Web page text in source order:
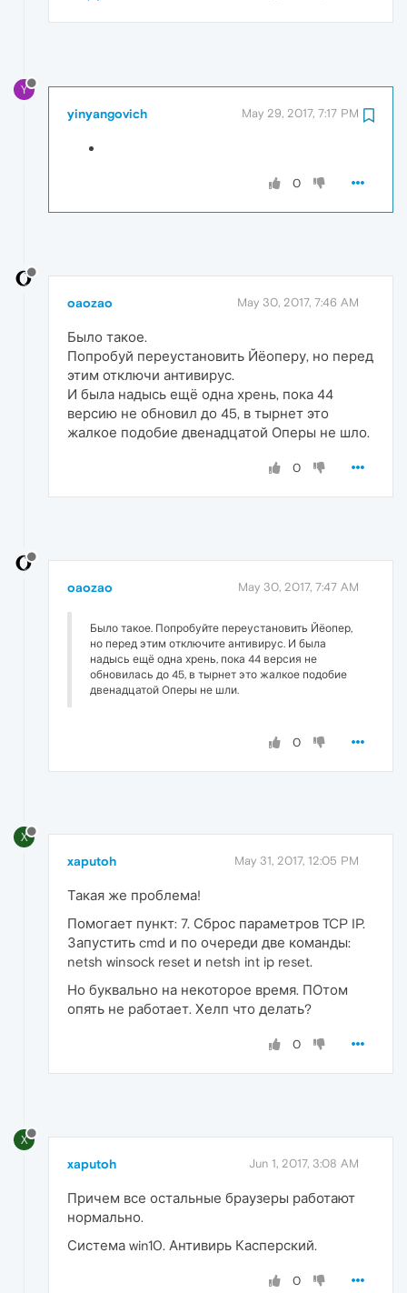
Y
yinyangovich May 29, 2017, 7:17 PM
0
oaozao May 30, 2017, 7:46 AM
Было такое.
Попробуй переустановить Йёоперу, но перед
этим отключи антивирус.
И была надысь ещё одна хрень, пока 44
версию не обновил до 45, в тырнет это
жалкое подобие двенадцатой Оперы не шло.
0
oaozao May 30, 2017, 7:47 AM
Было такое. Попробуйте переустановить Йёопер,
но перед этим отключите антивирус. И была
надысь ещё одна хрень, пока 44 версия не
обновилась до 45, в тырнет это жалкое подобие
двенадцатой Оперы не шли.
0
X
xaputoh May 31, 2017, 12:05 PM
Такая же проблема!
Помогает пункт: 7. Сброс параметров TCP IP.
Запустить cmd и по очереди две команды:
netsh winsock reset и netsh int ip reset.
Но буквально на некоторое время. ПОтом
опять не работает. Хелп что делать?
0
X
xaputoh Jun 1, 2017, 3:08 AM
Причем все остальные браузеры работают
нормально.
Система win10. Антивирь Касперский.
0